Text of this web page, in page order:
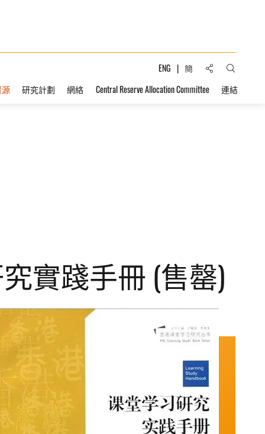
ENG 簡 分享到:打開搜
研究計劃 網絡 Central Reserve Allocation Committee 連結
實踐手冊 (售罄)